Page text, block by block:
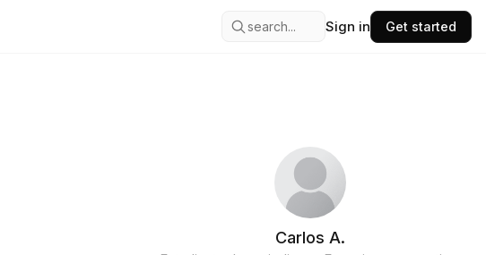
search... Sign in Get started
Carlos A.